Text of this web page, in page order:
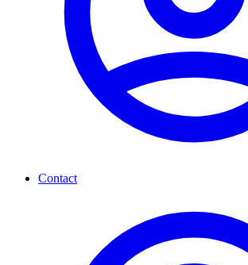
Contact